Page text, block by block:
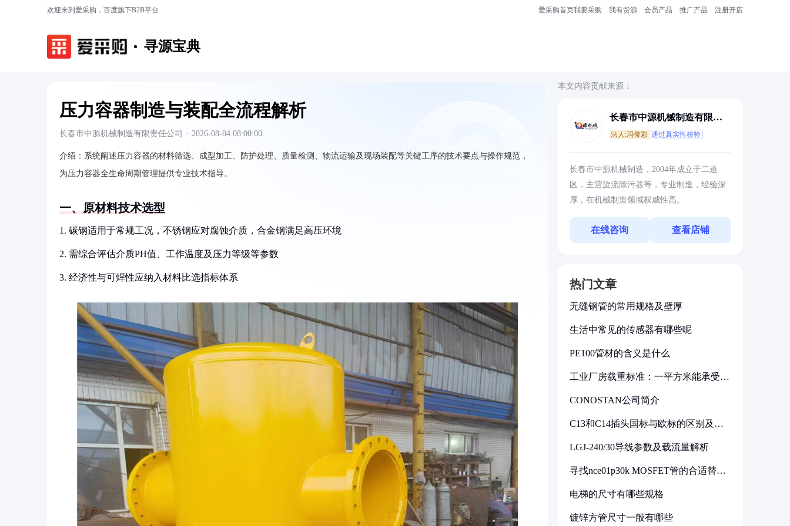
欢迎来到爱采购，百度旗下B2B平台 爱采购首页我要采购 我有货源 会员产品 推广产品 注册开店
寻源宝典
压力容器制造与装配全流程解析
长春市中源机械制造有限责任公司 · 2026-08-04 08:00:00
介绍： 系统阐述压力容器的材料筛选、成型加工、防护处理、质量检测、物流运输及现场装配等关键工序的技术要点与操作规范，
为压力容器全生命周期管理提供专业技术指导。
一、原材料技术选型
1. 碳钢适用于常规工况，不锈钢应对腐蚀介质，合金钢满足高压环境
2. 需综合评估介质PH值、工作温度及压力等级等参数
3. 经济性与可焊性应纳入材料比选指标体系
本文内容贡献来源：
长春市中源机械制造有限责
法人:冯俊彩 通过真实性核验
长春市中源机械制造，2004年成立于二道
区，主营旋流除污器等，专业制造，经验深
厚，在机械制造领域权威性高。
在线咨询 查看店铺
热门文章
无缝钢管的常用规格及壁厚
生活中常见的传感器有哪些呢
PE100管材的含义是什么
工业厂房载重标准：一平方米能承受多
CONOSTAN公司简介
C13和C14插头国标与欧标的区别及其
LGJ-240/30导线参数及载流量解析
寻找nce01p30k MOSFET管的合适替代
电梯的尺寸有哪些规格
镀锌方管尺寸一般有哪些